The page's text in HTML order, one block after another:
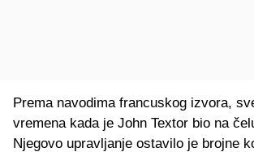
Prema navodima francuskog izvora,
vremena kada je John Textor bio na
Njegovo upravljanje ostavilo je brojne